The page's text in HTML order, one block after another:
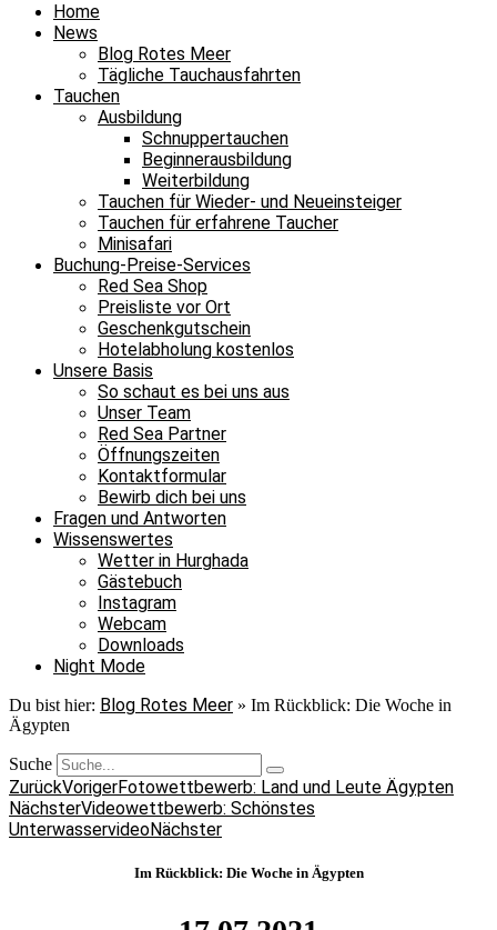
Home
News
Blog Rotes Meer
Tägliche Tauchausfahrten
Tauchen
Ausbildung
Schnuppertauchen
Beginnerausbildung
Weiterbildung
Tauchen für Wieder- und Neueinsteiger
Tauchen für erfahrene Taucher
Minisafari
Buchung-Preise-Services
Red Sea Shop
Preisliste vor Ort
Geschenkgutschein
Hotelabholung kostenlos
Unsere Basis
So schaut es bei uns aus
Unser Team
Red Sea Partner
Öffnungszeiten
Kontaktformular
Bewirb dich bei uns
Fragen und Antworten
Wissenswertes
Wetter in Hurghada
Gästebuch
Instagram
Webcam
Downloads
Night Mode
Du bist hier: Blog Rotes Meer » Im Rückblick: Die Woche in
Ägypten
Suche
ZurückVorigerFotowettbewerb: Land und Leute Ägypten
NächsterVideowettbewerb: Schönstes
UnterwasservideoNächster
Im Rückblick: Die Woche in Ägypten